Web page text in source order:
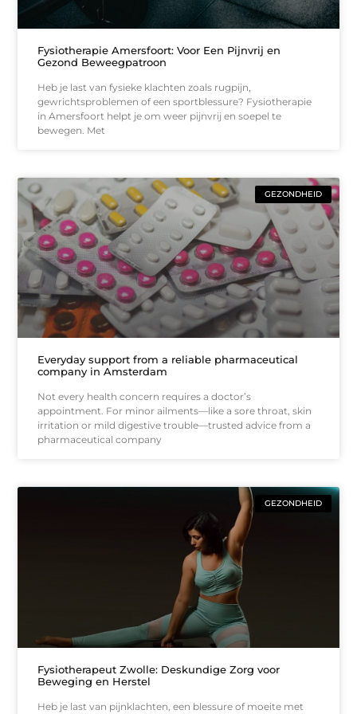
Fysiotherapie Amersfoort: Voor Een Pijnvrij en
Gezond Beweegpatroon
Heb je last van fysieke klachten zoals rugpijn,
gewrichtsproblemen of een sportblessure? Fysiotherapie
in Amersfoort helpt je om weer pijnvrij en soepel te
bewegen. Met
GEZONDHEID
Everyday support from a reliable pharmaceutical
company in Amsterdam
Not every health concern requires a doctor’s
appointment. For minor ailments—like a sore throat, skin
irritation or mild digestive trouble—trusted advice from a
pharmaceutical company
GEZONDHEID
Fysiotherapeut Zwolle: Deskundige Zorg voor
Beweging en Herstel
Heb je last van pijnklachten, een blessure of moeite met